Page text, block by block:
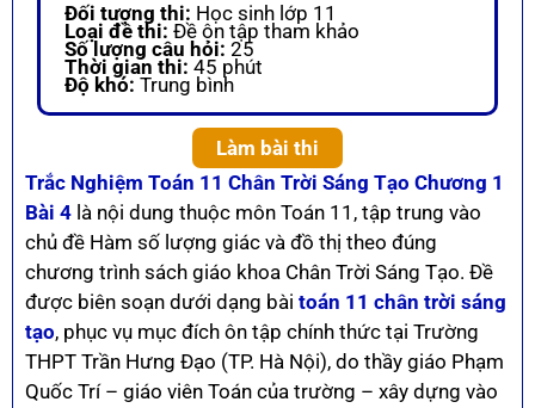
Đối tượng thi: Học sinh lớp 11
Loại đề thi: Đề ôn tập tham khảo
Số lượng câu hỏi: 25
Thời gian thi: 45 phút
Độ khó: Trung bình
Làm bài thi
Trắc Nghiệm Toán 11 Chân Trời Sáng Tạo Chương 1
Bài 4 là nội dung thuộc môn Toán 11, tập trung vào
chủ đề Hàm số lượng giác và đồ thị theo đúng
chương trình sách giáo khoa Chân Trời Sáng Tạo. Đề
được biên soạn dưới dạng bài toán 11 chân trời sáng
tạo, phục vụ mục đích ôn tập chính thức tại Trường
THPT Trần Hưng Đạo (TP. Hà Nội), do thầy giáo Phạm
Quốc Trí – giáo viên Toán của trường – xây dựng vào